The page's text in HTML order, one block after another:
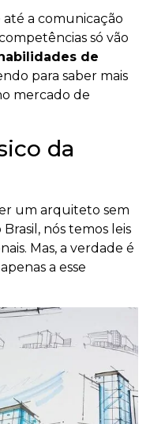
a comunicação
só vão
habilidades de
para saber mais
mercado de
da
um arquiteto sem
nós temos leis
Mas, a verdade é
a esse